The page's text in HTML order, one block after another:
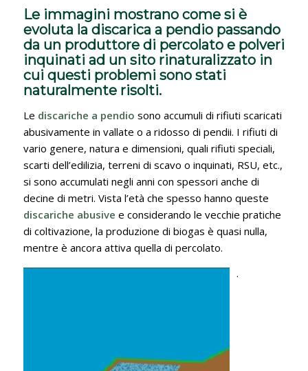
Le immagini mostrano come si è
evoluta la discarica a pendio passando
da un produttore di percolato e polveri
inquinati ad un sito rinaturalizzato in
cui questi problemi sono stati
naturalmente risolti.
Le discariche a pendio sono accumuli di rifiuti scaricati
abusivamente in vallate o a ridosso di pendii. I rifiuti di
vario genere, natura e dimensioni, quali rifiuti speciali,
scarti dell’edilizia, terreni di scavo o inquinati, RSU, etc.,
si sono accumulati negli anni con spessori anche di
decine di metri. Vista l’età che spesso hanno queste
discariche abusive e considerando le vecchie pratiche
di coltivazione, la produzione di biogas è quasi nulla,
mentre è ancora attiva quella di percolato.
.